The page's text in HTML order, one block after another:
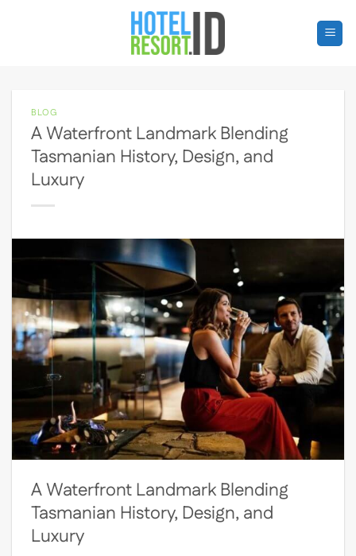
BLOG
A Waterfront Landmark Blending
Tasmanian History, Design, and
Luxury
A Waterfront Landmark Blending
Tasmanian History, Design, and
Luxury